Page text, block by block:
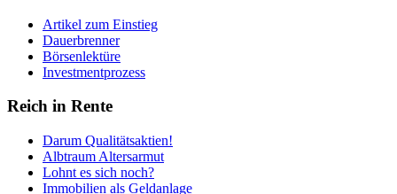
Artikel zum Einstieg
Dauerbrenner
Börsenlektüre
Investmentprozess
Reich in Rente
Darum Qualitätsaktien!
Albtraum Altersarmut
Lohnt es sich noch?
Immobilien als Geldanlage